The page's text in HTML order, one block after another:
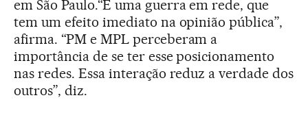
em São Paulo.“É uma guerra em rede, que
tem um efeito imediato na opinião pública”,
afirma. “PM e MPL perceberam a
importância de se ter esse posicionamento
nas redes. Essa interação reduz a verdade dos
outros”, diz.